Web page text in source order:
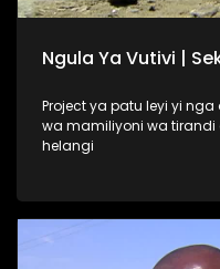
Ngula Ya Vutivi |
Project ya patu leyi yi
wa mamiliyoni wa tirandi
helangi